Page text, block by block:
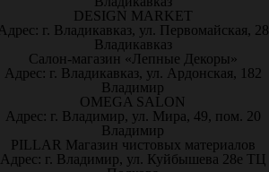
DESIGN MARKET
г. Владикавказ, ул. Первомайская, 28
Владикавказ
Салон-магазин «Лепные Декоры»
Адрес: г. Владикавказ, ул. Ардонская, 182
Владимир
OMEGA SALON
Адрес: г. Владимир, ул. Мира, 49, пом. 20
Владимир
PILLAR Магазин чистовых материалов
Адрес: г. Владимир, ул. Куйбышева 28е ТЦ